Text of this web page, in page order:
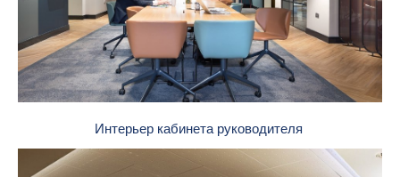
Интерьер кабинета руководителя